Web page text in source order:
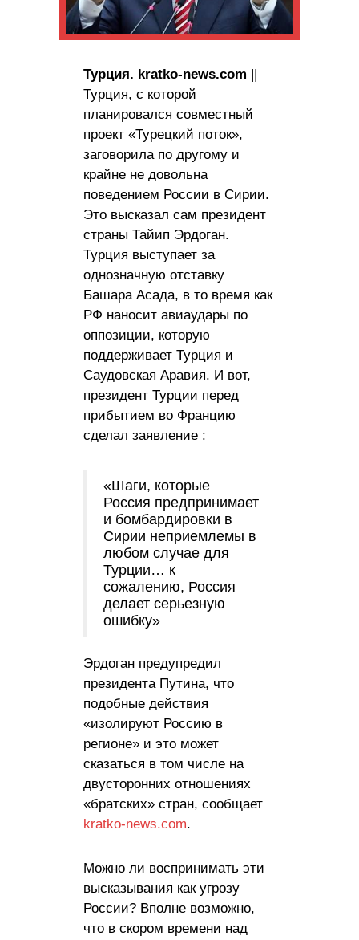
Турция. kratko-news.com ||
Турция, с которой
планировался совместный
проект «Турецкий поток»,
заговорила по другому и
крайне не довольна
поведением России в Сирии.
Это высказал сам президент
страны Тайип Эрдоган.
Турция выступает за
однозначную отставку
Башара Асада, в то время как
РФ наносит авиаудары по
оппозиции, которую
поддерживает Турция и
Саудовская Аравия. И вот,
президент Турции перед
прибытием во Францию
сделал заявление :
«Шаги, которые
Россия предпринимает
и бомбардировки в
Сирии неприемлемы в
любом случае для
Турции… к
сожалению, Россия
делает серьезную
ошибку»
Эрдоган предупредил
президента Путина, что
подобные действия
«изолируют Россию в
регионе» и это может
сказаться в том числе на
двусторонних отношениях
«братских» стран, сообщает
kratko-news.com.
Можно ли воспринимать эти
высказывания как угрозу
России? Вполне возможно,
что в скором времени над